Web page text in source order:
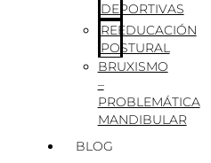
DEPORTIVAS
REEDUCACIÓN
POSTURAL
BRUXISMO
–
PROBLEMÁTICA
MANDIBULAR
BLOG